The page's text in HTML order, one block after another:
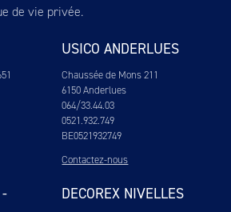
de vie privée.
USICO ANDERLUES
Chaussée de Mons 211
6150 Anderlues
064/33.44.03
0521.932.749
BE0521932749
Contactez-nous
DECOREX NIVELLES